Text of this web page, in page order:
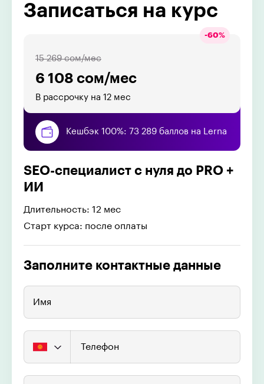
Записаться на курс
-60%
6 108 сом/мес
15 269 сом/мес
В рассрочку на 12 мес
Кешбэк 100%: 73 289 баллов на Lerna
SEO-специалист c нуля до PRO +
ИИ
Длительность: 12 мес
Старт курса: после оплаты
Заполните контактные данные
Имя
Телефон